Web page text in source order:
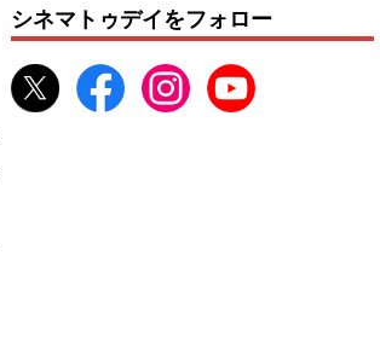
シネマトゥデイをフォロー